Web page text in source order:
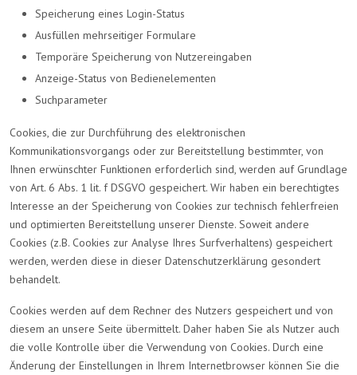
Speicherung eines Login-Status
Ausfüllen mehrseitiger Formulare
Temporäre Speicherung von Nutzereingaben
Anzeige-Status von Bedienelementen
Suchparameter
Cookies, die zur Durchführung des elektronischen
Kommunikationsvorgangs oder zur Bereitstellung bestimmter, von
Ihnen erwünschter Funktionen erforderlich sind, werden auf Grundlage
von Art. 6 Abs. 1 lit. f DSGVO gespeichert. Wir haben ein berechtigtes
Interesse an der Speicherung von Cookies zur technisch fehlerfreien
und optimierten Bereitstellung unserer Dienste. Soweit andere
Cookies (z.B. Cookies zur Analyse Ihres Surfverhaltens) gespeichert
werden, werden diese in dieser Datenschutzerklärung gesondert
behandelt.
Cookies werden auf dem Rechner des Nutzers gespeichert und von
diesem an unsere Seite übermittelt. Daher haben Sie als Nutzer auch
die volle Kontrolle über die Verwendung von Cookies. Durch eine
Änderung der Einstellungen in Ihrem Internetbrowser können Sie die